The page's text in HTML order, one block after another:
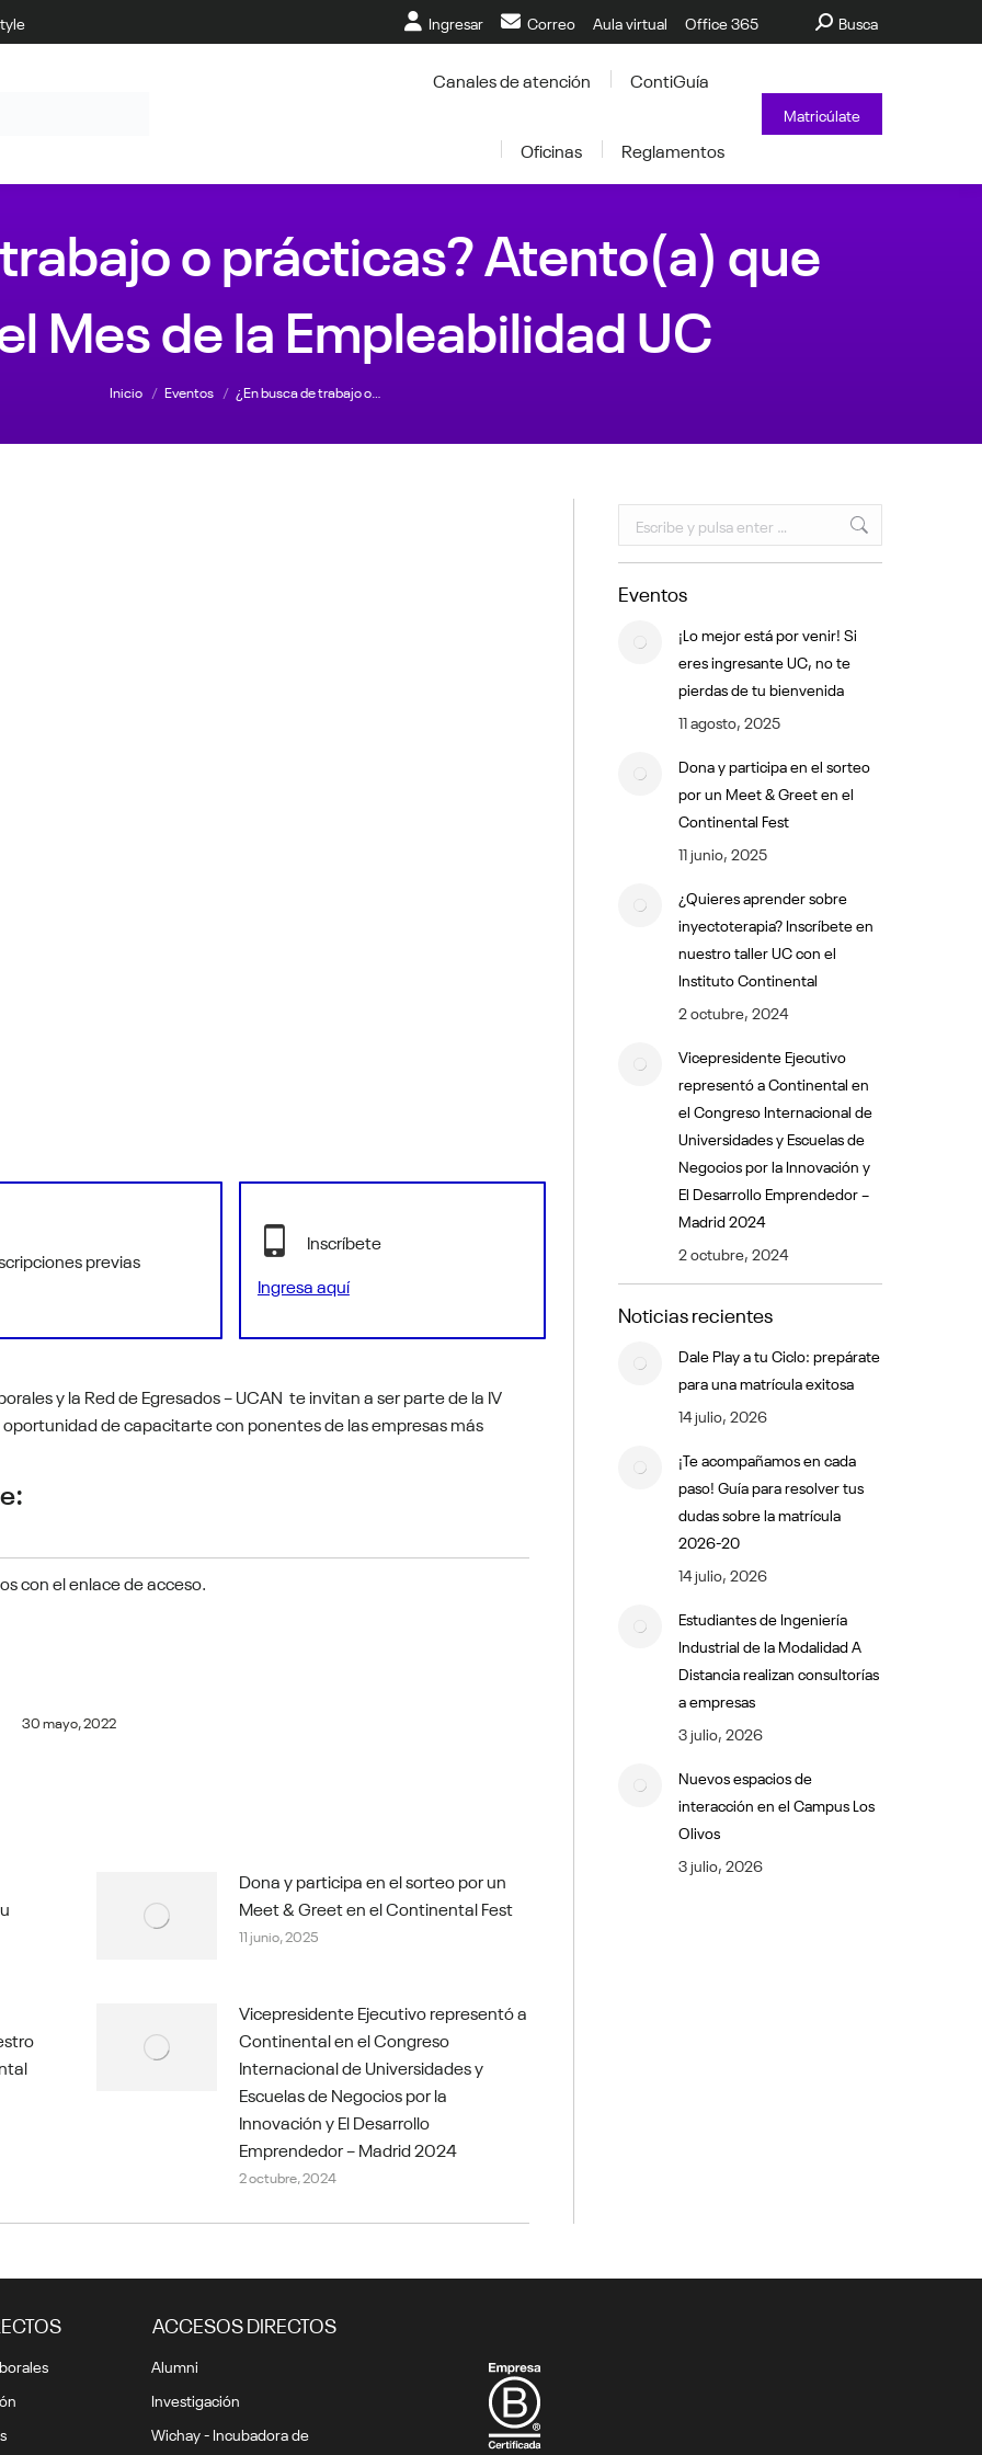
Ingresar Correo Aula virtual Office 365 Buscar:
Busca
Canales de atención ContiGuía
Oficinas Reglamentos
Matricúlate
o prácticas? Atento(a) que
Mes de la Empleabilidad UC
Inicio Eventos ¿En busca de trabajo o…
previas
Inscríbete
Ingresa aquí
y la Red de Egresados – UCAN te invitan a ser parte de la IV
de capacitarte con ponentes de las empresas más
con el enlace de acceso.
30 mayo, 2022
Dona y participa en el sorteo por un
Meet & Greet en el Continental Fest
11 junio, 2025
Vicepresidente Ejecutivo representó a
Continental en el Congreso
Internacional de Universidades y
Escuelas de Negocios por la
Innovación y El Desarrollo
Emprendedor – Madrid 2024
2 octubre, 2024
Buscar:
Eventos
¡Lo mejor está por venir! Si
eres ingresante UC, no te
pierdas de tu bienvenida
11 agosto, 2025
Dona y participa en el sorteo
por un Meet & Greet en el
Continental Fest
11 junio, 2025
¿Quieres aprender sobre
inyectoterapia? Inscríbete en
nuestro taller UC con el
Instituto Continental
2 octubre, 2024
Vicepresidente Ejecutivo
representó a Continental en
el Congreso Internacional de
Universidades y Escuelas de
Negocios por la Innovación y
El Desarrollo Emprendedor –
Madrid 2024
2 octubre, 2024
Noticias recientes
Dale Play a tu Ciclo: prepárate
para una matrícula exitosa
14 julio, 2026
¡Te acompañamos en cada
paso! Guía para resolver tus
dudas sobre la matrícula
2026-20
14 julio, 2026
Estudiantes de Ingeniería
Industrial de la Modalidad A
Distancia realizan consultorías
a empresas
3 julio, 2026
Nuevos espacios de
interacción en el Campus Los
Olivos
3 julio, 2026
ACCESOS DIRECTOS
Alumni
Investigación
Wichay - Incubadora de